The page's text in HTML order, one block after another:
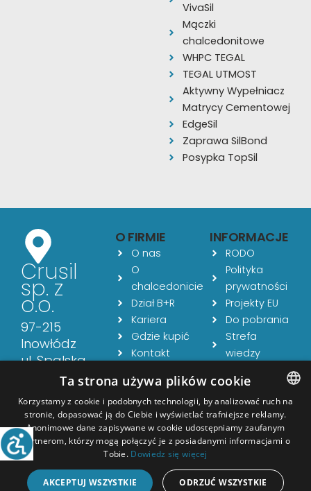
VivaSil
Mączki
chalcedonitowe
WHPC TEGAL
TEGAL UTMOST
Aktywny Wypełniacz
Matrycy Cementowej
EdgeSil
Zaprawa SilBond
Posypka TopSil
Crusil
sp. z
o.o.
97-215
Inowłódz
ul. Spalska
NIP:
7732476088
O FIRMIE
O nas
O
chalcedonicie
Dział B+R
Kariera
Gdzie kupić
Kontakt
INFORMACJE
RODO
Polityka
prywatności
Projekty EU
Do pobrania
Strefa
wiedzy
Copyright © 2026CRUSIL| Realizacja:
POLISH
ENGLISH
GERMAN
Ta strona używa plików cookie
Korzystamy z cookie i podobnych technologii, by analizować ruch na
stronie, dopasować ją do Ciebie i wyświetlać trafniejsze reklamy.
Anonimowe dane zapisywane w cookie udostępniamy zaufanym
partnerom, którzy mogą połączyć je z posiadanymi informacjami o
Tobie. Dowiedz się więcej
AKCEPTUJ WSZYSTKIE ODRZUĆ WSZYSTKIE